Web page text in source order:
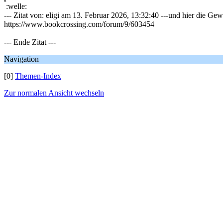
:welle:
--- Zitat von: eligi am 13. Februar 2026, 13:32:40 ---und hier die
https://www.bookcrossing.com/forum/9/603454
--- Ende Zitat ---
Navigation
[0] Themen-Index
Zur normalen Ansicht wechseln